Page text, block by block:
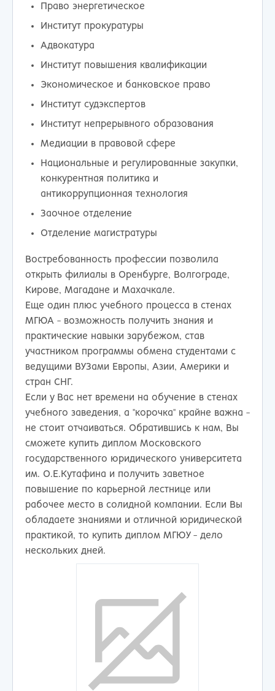
Право энергетическое
Институт прокуратуры
Адвокатура
Институт повышения квалификации
Экономическое и банковское право
Институт судэкспертов
Институт непрерывного образования
Медиации в правовой сфере
Национальные и регулированные закупки,
конкурентная политика и
антикоррупционная технология
Заочное отделение
Отделение магистратуры
Востребованность профессии позволила
открыть филиалы в Оренбурге, Волгограде,
Кирове, Магадане и Махачкале.
Еще один плюс учебного процесса в стенах
МГЮА - возможность получить знания и
практические навыки зарубежом, став
участником программы обмена студентами с
ведущими ВУЗами Европы, Азии, Америки и
стран СНГ.
Если у Вас нет времени на обучение в стенах
учебного заведения, а "корочка" крайне важна -
не стоит отчаиваться. Обратившись к нам, Вы
сможете купить диплом Московского
государственного юридического университета
им. О.Е.Кутафина и получить заветное
повышение по карьерной лестнице или
рабочее место в солидной компании. Если Вы
обладаете знаниями и отличной юридической
практикой, то купить диплом МГЮУ - дело
нескольких дней.